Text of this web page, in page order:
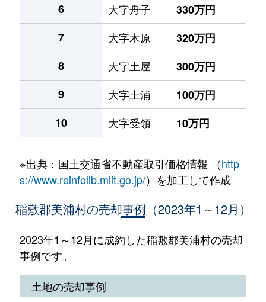
6
大字舟子
330万円
7
大字木原
320万円
8
大字土屋
300万円
9
大字土浦
100万円
10
大字受領 10万円
※出典：国土交通省不動産取引価格情報 （http
s://www.reinfolib.mlit.go.jp/）を加工して作成
稲敷郡美浦村の売却事例（2023年1～12月）
2023年1～12月に成約した稲敷郡美浦村の売却
事例です。
土地の売却事例